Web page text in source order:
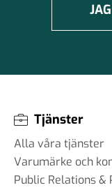
Tjänster
Alla våra tjänster
Varumärke och
Public Relations